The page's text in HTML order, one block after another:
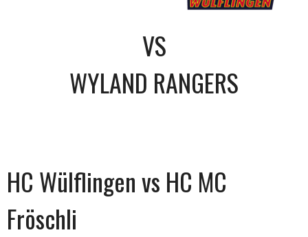
VS
WYLAND RANGERS
HC Wülflingen vs HC MC
Fröschli